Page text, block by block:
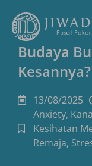
Budaya
Kesannya?
13/08/2025
Anxiety,
Kesihatan
Remaja,